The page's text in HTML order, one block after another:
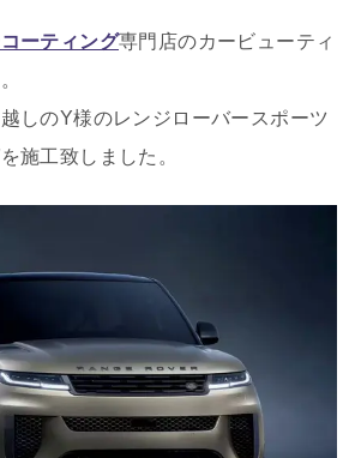
ーティング専門店のカービューティ
しのY様のレンジローバースポーツ
施工致しました。